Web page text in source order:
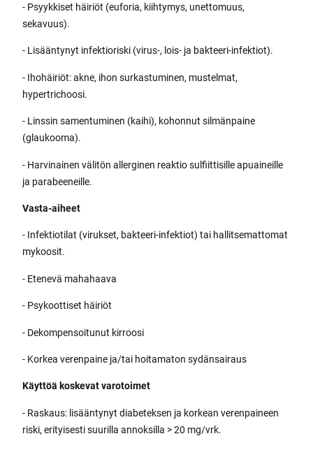
- Psyykkiset häiriöt (euforia, kiihtymys, unettomuus,
sekavuus).
- Lisääntynyt infektioriski (virus-, lois- ja bakteeri-infektiot).
- Ihohäiriöt: akne, ihon surkastuminen, mustelmat,
hypertrichoosi.
- Linssin samentuminen (kaihi), kohonnut silmänpaine
(glaukooma).
- Harvinainen välitön allerginen reaktio sulfiittisille apuaineille
ja parabeeneille.
Vasta-aiheet
- Infektiotilat (virukset, bakteeri-infektiot) tai hallitsemattomat
mykoosit.
- Etenevä mahahaava
- Psykoottiset häiriöt
- Dekompensoitunut kirroosi
- Korkea verenpaine ja/tai hoitamaton sydänsairaus
Käyttöä koskevat varotoimet
- Raskaus: lisääntynyt diabeteksen ja korkean verenpaineen
riski, erityisesti suurilla annoksilla > 20 mg/vrk.